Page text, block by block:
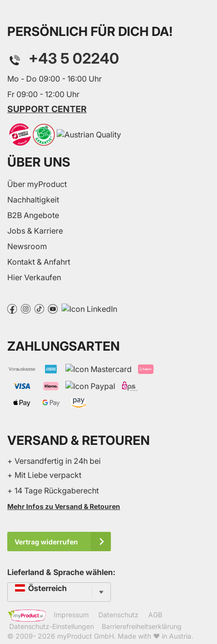
PERSÖNLICH FÜR DICH DA!
+43 5 02240
Mo - Do 09:00 - 16:00 Uhr
Fr 09:00 - 12:00 Uhr
SUPPORT CENTER
ÜBER UNS
Über myProduct
Nachhaltigkeit
B2B Angebote
Jobs & Karriere
Newsroom
Kontakt & Anfahrt
Hier Verkaufen
ZAHLUNGSARTEN
VERSAND & RETOUREN
+ Versandfertig in 24h bei
+ Mit Liebe verpackt
+ 14 Tage Rückgaberecht
Mehr Infos zu Versand & Retouren
Vertrag widerrufen
Lieferland & Sprache wählen:
SpracheÖsterreich
Impressum Datenschutz
AGB
Datenschutz-Einstellungen
Barrierefreiheitserklärung
© 2009- 2026 myProduct GmbH. Made with ❤ in Austria.